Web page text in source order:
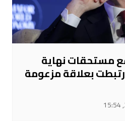
مستحقات نهاية
بعلاقة مزعومة